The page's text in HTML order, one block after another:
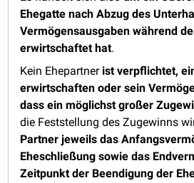
Ehegatte nach Abzug des
Vermögensausgaben während
erwirtschaftet hat.
Kein Ehepartnerist verpflichtet,
erwirtschaften oder sein
dass ein möglichst großer
die Feststellung des Zugewinns
Partner jeweils das
Eheschließung sowie das
Zeitpunkt der Beendigung der